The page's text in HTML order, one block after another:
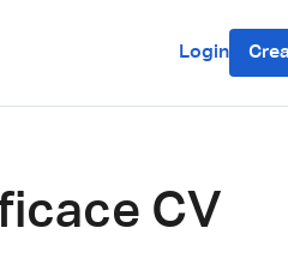
Login
CV